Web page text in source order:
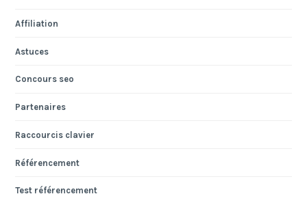
Affiliation
Astuces
Concours seo
Partenaires
Raccourcis clavier
Référencement
Test référencement